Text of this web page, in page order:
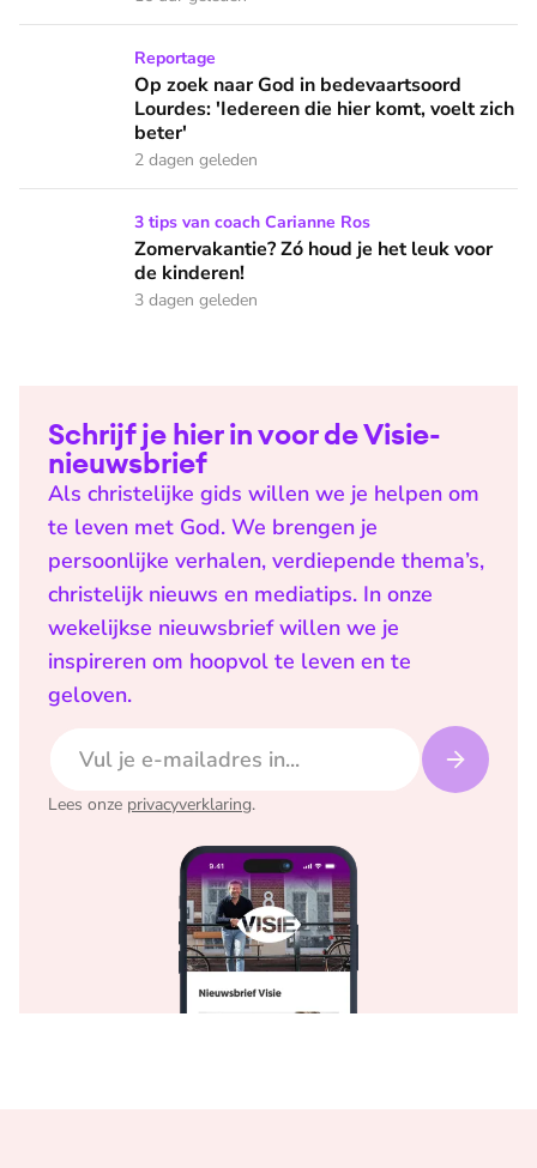
Op zoek naar God in bedevaartsoord Lourdes: 'Iedereen
Reportage
Op zoek naar God in bedevaartsoord
Lourdes: 'Iedereen die hier komt, voelt zich
beter'
2 dagen geleden
Zomervakantie? Zó houd je het leuk voor de kinderen!
3 tips van coach Carianne Ros
Zomervakantie? Zó houd je het leuk voor
de kinderen!
3 dagen geleden
Schrijf je hier in voor de Visie-
nieuwsbrief
Als christelijke gids willen we je helpen om
te leven met God. We brengen je
persoonlijke verhalen, verdiepende thema’s,
christelijk nieuws en mediatips. In onze
wekelijkse nieuwsbrief willen we je
inspireren om hoopvol te leven en te
geloven.
Lees onze privacyverklaring.